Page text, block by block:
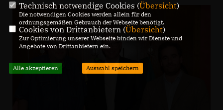
Technisch notwendige Cookies (Übersicht)
Die notwendigen Cookies werden allein für den
ordnungsgemäßen Gebrauch der Webseite benötigt.
Cookies von Drittanbietern (Übersicht)
Zur Optimierung unserer Webseite binden wir Dienste und
Angebote von Drittanbietern ein.
Alle akzeptieren Auswahl speichern